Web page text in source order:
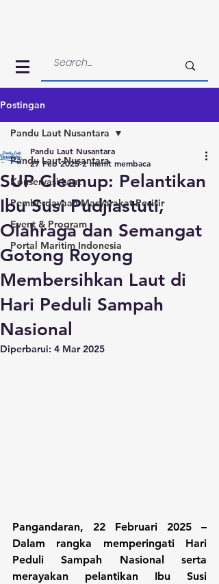
Postingan
Pandu Laut Nusantara
Konservasi Laut
Pemberdayaan Masyarakat Pesisir
Event & Program
Portal Maritim Indonesia
Pandu Laut Nusantara
SUP Cleanup: Pelantikan
Ibu Susi Pudjiastuti,
Olahraga dan Semangat
Gotong Royong
Membersihkan Laut di
Hari Peduli Sampah
Nasional
Pandu Laut Nusantara
27 Feb 2025 2 menit membaca
Diperbarui: 4 Mar 2025
Pangandaran, 22 Februari 2025 –
Dalam rangka memperingati Hari
Peduli Sampah Nasional serta
merayakan pelantikan Ibu Susi